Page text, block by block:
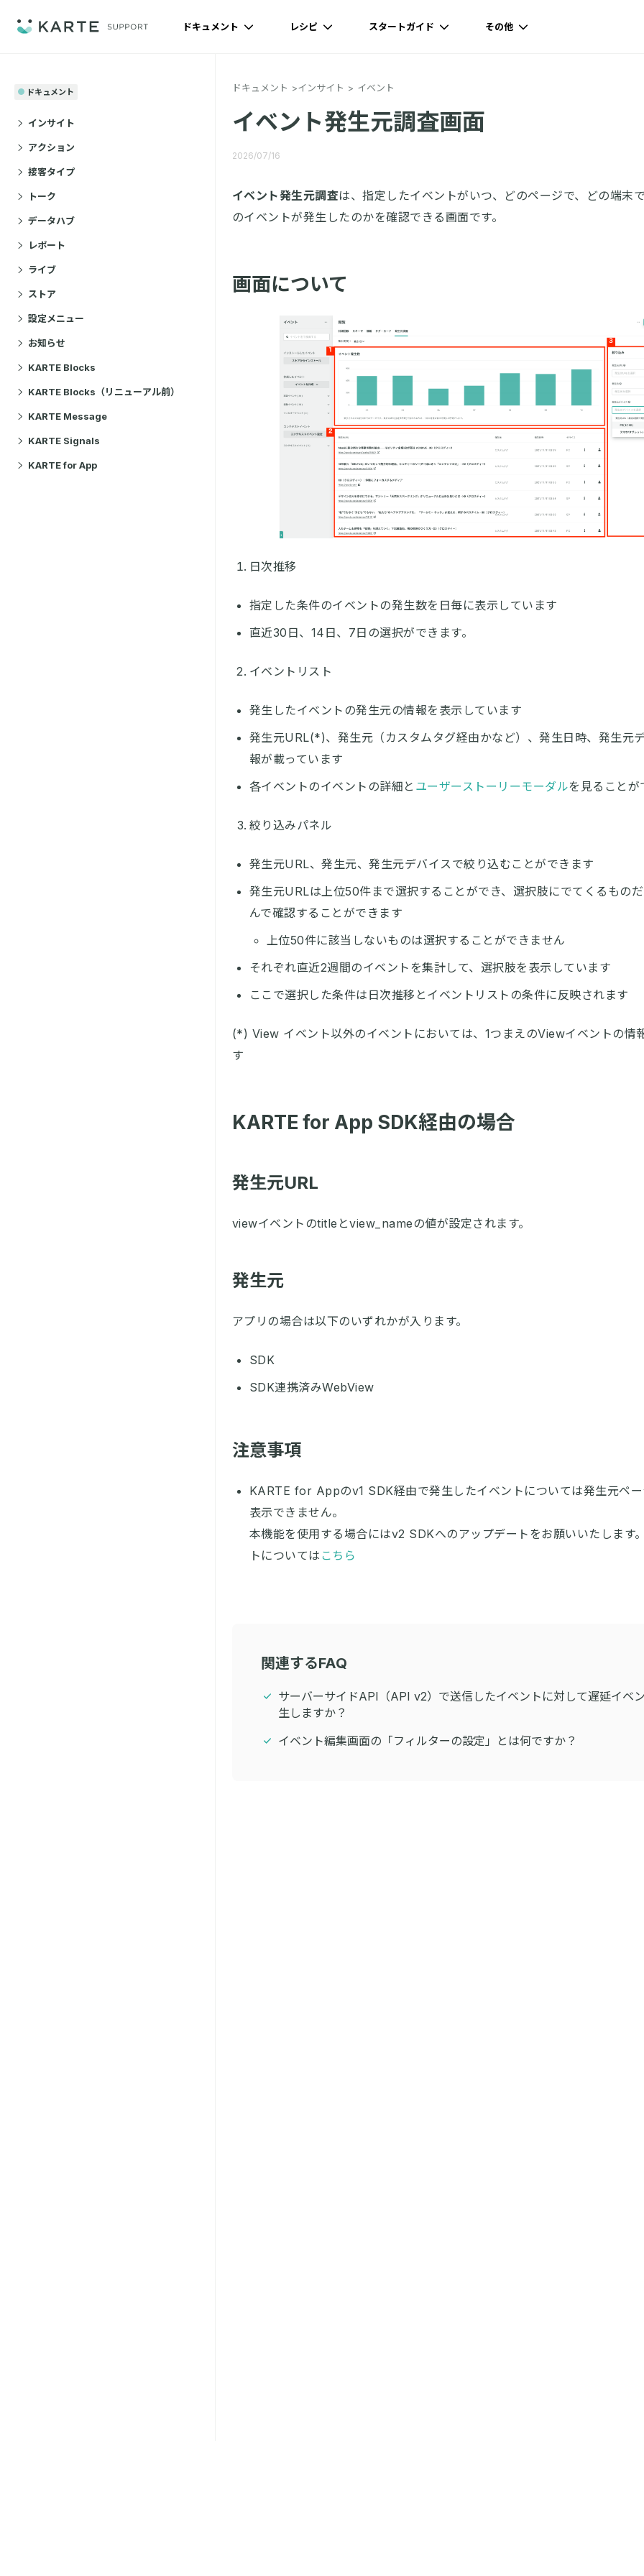
ドキュメント レシピ スタートガイド その他
ドキュメント
インサイト
アクション
接客タイプ
トーク
データハブ
レポート
ライブ
ストア
設定メニュー
お知らせ
KARTE Blocks
KARTE Blocks（リニューアル前）
KARTE Message
KARTE Signals
KARTE for App
ドキュメント インサイト イベント
イベント発生元調査画面
2026/07/16
イベント発生元調査は、指定したイベントがいつ、どのページで、どの端末
のイベントが発生したのかを確認できる画面です。
画面について
日次推移
指定した条件のイベントの発生数を日毎に表示しています
直近30日、14日、7日の選択ができます。
イベントリスト
発生したイベントの発生元の情報を表示しています
発生元URL(*)、発生元（カスタムタグ経由かなど）、発生日時、発生元
報が載っています
各イベントのイベントの詳細と ユーザーストーリーモーダルを見ることが
絞り込みパネル
発生元URL、発生元、発生元デバイスで絞り込むことができます
発生元URLは上位50件まで選択することができ、選択肢にでてくるもの
んで確認することができます
上位50件に該当しないものは選択することができません
それぞれ直近2週間のイベントを集計して、選択肢を表示しています
ここで選択した条件は日次推移とイベントリストの条件に反映されます
(*) View イベント以外のイベントにおいては、1つまえのViewイベントの情
す
KARTE for App SDK経由の場合
発生元URL
viewイベントのtitleとview_nameの値が設定されます。
発生元
アプリの場合は以下のいずれかが入ります。
SDK
SDK連携済みWebView
注意事項
KARTE for Appのv1 SDK経由で発生したイベントについては発生元ペ
表示できません。
本機能を使用する場合にはv2 SDKへのアップデートをお願いいたします
トについては こちら
関連するFAQ
サーバーサイドAPI（API v2）で送信したイベントに対して遅延イベ
生しますか？
イベント編集画面の「フィルターの設定」とは何ですか？